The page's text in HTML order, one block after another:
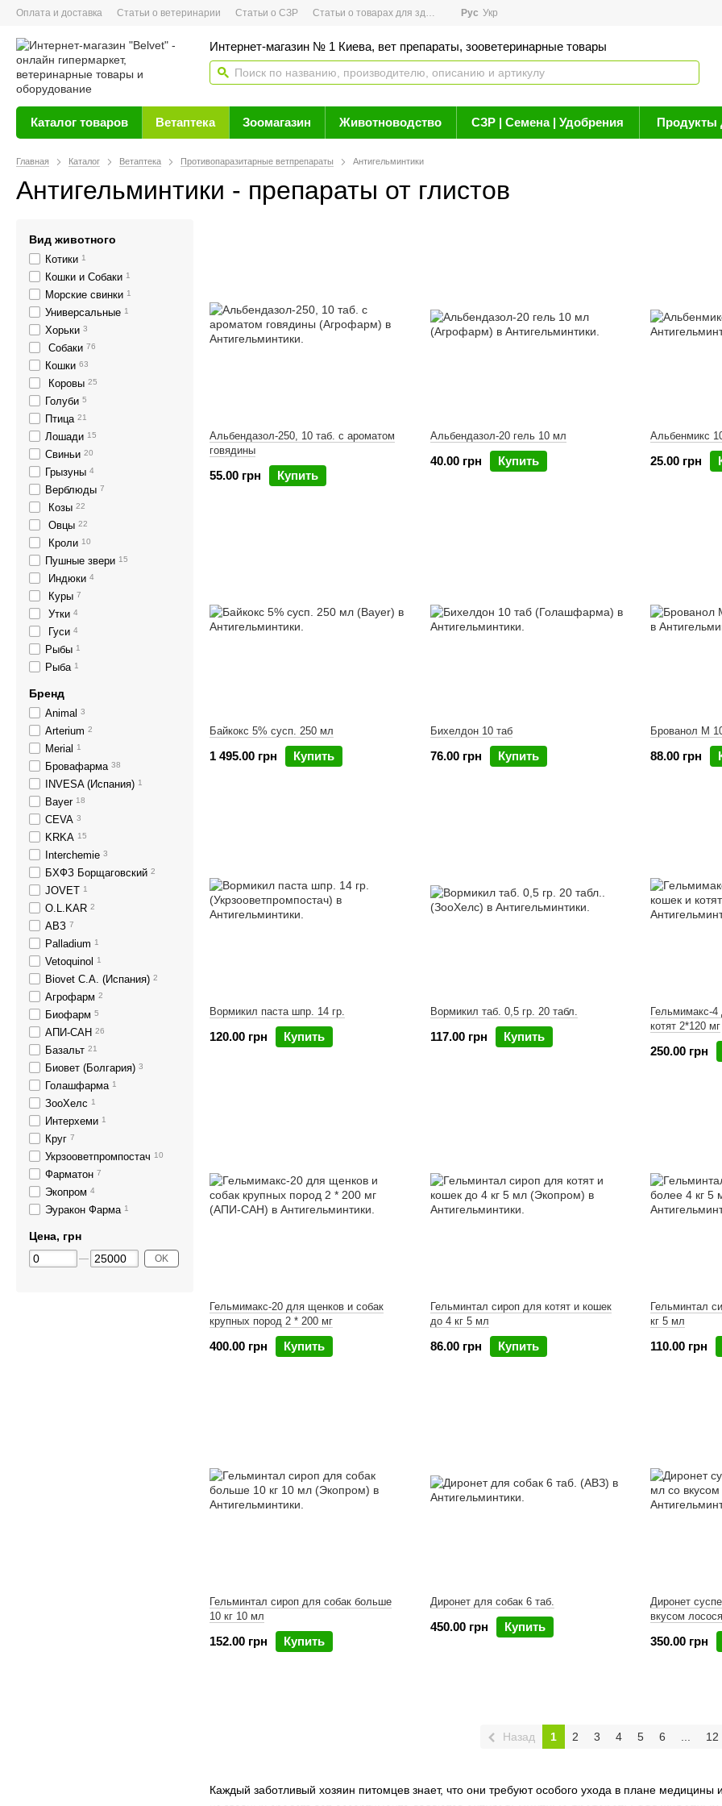
Оплата и доставка Статьи о ветеринарии Статьи о СЗР Статьи о товарах для здоровья Новости
Рус Укр
Интернет-магазин № 1 Киева, вет препараты, зооветеринарные товары
Каталог товаров Ветаптека Зоомагазин Животноводство СЗР | Семена | Удобрения Продукты
Главная Каталог Ветаптека Противопаразитарные ветпрепараты Антигельминтики
Антигельминтики - препараты от глистов
Каждый заботливый хозяин питомцев знает, что они требуют особого ухода в плане
Альбендазол-250, 10 таб. c ароматом
говядины
55.00 грн Купить
Альбендазол-20 гель 10 мл
40.00 грн Купить
Альбенмикс
25.00 грн
Байкокс 5% сусп. 250 мл
1 495.00 грн Купить
Бихелдон 10 таб
76.00 грн Купить
Брованол М
88.00 грн
Вормикил паста шпр. 14 гр.
120.00 грн Купить
Вормикил таб. 0,5 гр. 20 табл.
117.00 грн Купить
Гельмимакс-
котят 2*120 мг
250.00 грн
Гельмимакс-20 для щенков и собак
крупных пород 2 * 200 мг
400.00 грн Купить
Гельминтал сироп для котят и кошек
до 4 кг 5 мл
86.00 грн Купить
Гельминтал
кг 5 мл
110.00 грн
Гельминтал сироп для собак больше
10 кг 10 мл
152.00 грн Купить
Диронет для собак 6 таб.
450.00 грн Купить
Диронет
вкусом лосося
350.00 грн
Назад 1 2 3 4 5 6 12
Вид животного
Котики 1
Кошки и Собаки 1
Морские свинки 1
Универсальные 1
Хорьки 3
Собаки 76
Кошки 63
Коровы 25
Голуби 5
Птица 21
Лошади 15
Свиньи 20
Грызуны 4
Верблюды 7
Козы 22
Овцы 22
Кроли 10
Пушные звери 15
Индюки 4
Куры 7
Утки 4
Гуси 4
Рыбы 1
Рыба 1
Бренд
Animal 3
Arterium 2
Merial 1
Бровафарма 38
INVESA (Испания) 1
Bayer 18
CEVA 3
KRKA 15
Interchemie 3
БХФЗ Борщаговский 2
JOVET 1
O.L.KAR 2
АВЗ 7
Palladium 1
Vetoquinol 1
Biovet C.A. (Испания) 2
Агрофарм 2
Биофарм 5
АПИ-САН 26
Базальт 21
Биовет (Болгария) 3
Голашфарма 1
ЗооХелс 1
Интерхеми 1
Круг 7
Укрзооветпромпостач 10
Фарматон 7
Экопром 4
Эуракон Фарма 1
Цена, грн
OK